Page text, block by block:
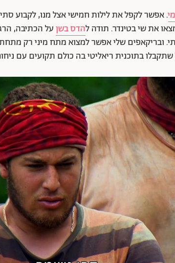
. אפשר לקפל את לילות חמישי אצל מנו, לקבוע
את שי בטינדר. תודה להדס בשןעל הכתיבה,
ובריקאפים שלי אפשר למצוא מתח מיני רק מתחת
בתוכנית ריאליטי בה כולם תקועים עם